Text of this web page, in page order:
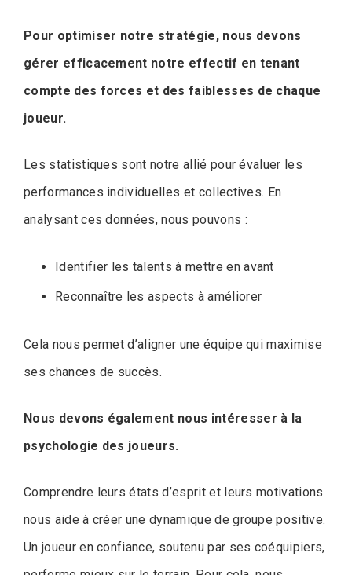
Pour optimiser notre stratégie, nous devons
gérer efficacement notre effectif en tenant
compte des forces et des faiblesses de chaque
joueur.
Les statistiques sont notre allié pour évaluer les
performances individuelles et collectives. En
analysant ces données, nous pouvons :
Identifier les talents à mettre en avant
Reconnaître les aspects à améliorer
Cela nous permet d’aligner une équipe qui maximise
ses chances de succès.
Nous devons également nous intéresser à la
psychologie des joueurs.
Comprendre leurs états d’esprit et leurs motivations
nous aide à créer une dynamique de groupe positive.
Un joueur en confiance, soutenu par ses coéquipiers,